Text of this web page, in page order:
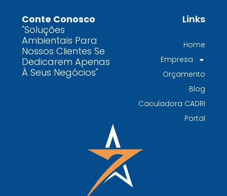
contaminados protege o meio ambiente e
garante conformidade legal no Brasil
Por que contratar uma empresa de gestão de
resíduos classe I é fundamental para sua
indústria
gerenciamento de resíduos especializada é
TODAS AS
POSTAGENS
Conte Conosco
"Soluções
Ambientais Para
Nossos Clientes Se
Dedicarem Apenas
À Seus Negócios"
Links
Home
Empresa
Orçamento
Blog
Caculadora CADRI
Portal